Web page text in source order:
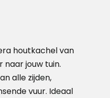
houtkachel van
jouw tuin.
alle zijden,
vuur. Ideaal